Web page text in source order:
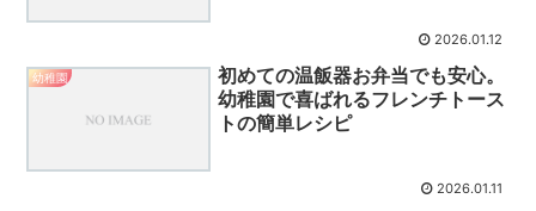
2026.01.12
幼稚園
初めての温飯器お弁当でも安心。
幼稚園で喜ばれるフレンチトース
トの簡単レシピ
2026.01.11